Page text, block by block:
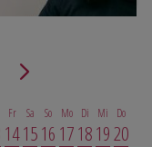
der Klangblüten
Fr
14
Sa
15
So
16
Mo
17
Di
18
Mi
19
Do
20